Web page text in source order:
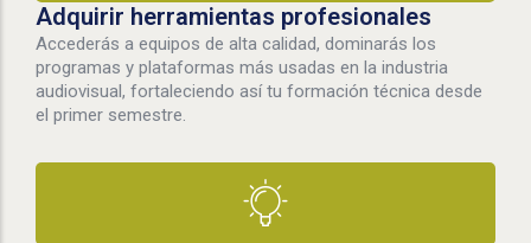
Adquirir herramientas profesionales
Accederás a equipos de alta calidad, dominarás los
programas y plataformas más usadas en la industria
audiovisual, fortaleciendo así tu formación técnica desde
el primer semestre.